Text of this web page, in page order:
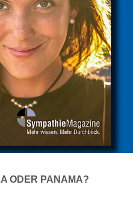
ODER PANAMA?